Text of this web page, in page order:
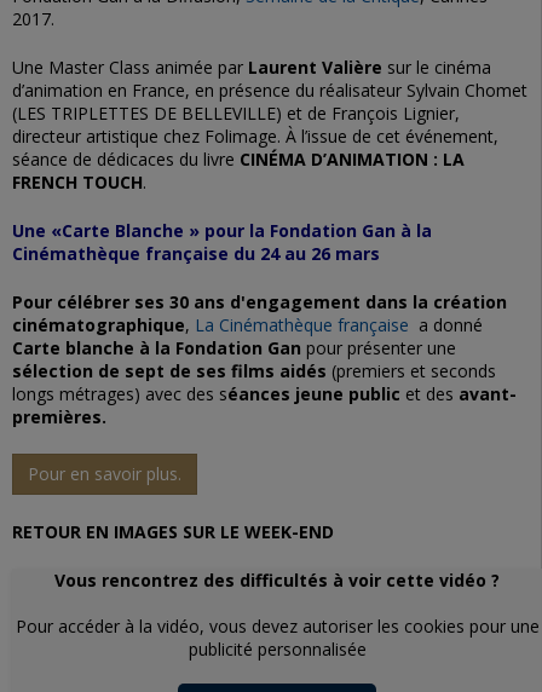
2017.
Une Master Class animée par Laurent Valière sur le cinéma
d’animation en France, en présence du réalisateur Sylvain Chomet
(LES TRIPLETTES DE BELLEVILLE) et de François Lignier,
directeur artistique chez Folimage. À l’issue de cet événement,
séance de dédicaces du livre CINÉMA D’ANIMATION : LA
FRENCH TOUCH.
Une «Carte Blanche » pour la Fondation Gan à la
Cinémathèque française du 24 au 26 mars
Pour célébrer ses 30 ans d'engagement dans la création
cinématographique, La Cinémathèque française a donné
Carte blanche à la Fondation Gan pour présenter une
sélection de sept de ses films aidés (premiers et seconds
longs métrages) avec des séances jeune public et des avant-
premières.
Pour en savoir plus.
RETOUR EN IMAGES SUR LE WEEK-END
Vous rencontrez des difficultés à voir cette vidéo ?
Pour accéder à la vidéo, vous devez autoriser les cookies pour une
publicité personnalisée